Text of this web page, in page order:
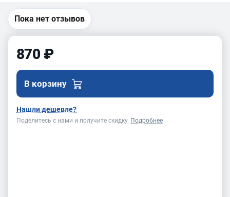
Пока нет отзывов
870 ₽
В корзину
Нашли дешевле?
Поделитесь с нами и получите скидку. Подробнее